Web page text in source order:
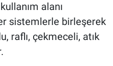
alanı
sistemlerle birleşerek
raflı, çekmeceli, atık